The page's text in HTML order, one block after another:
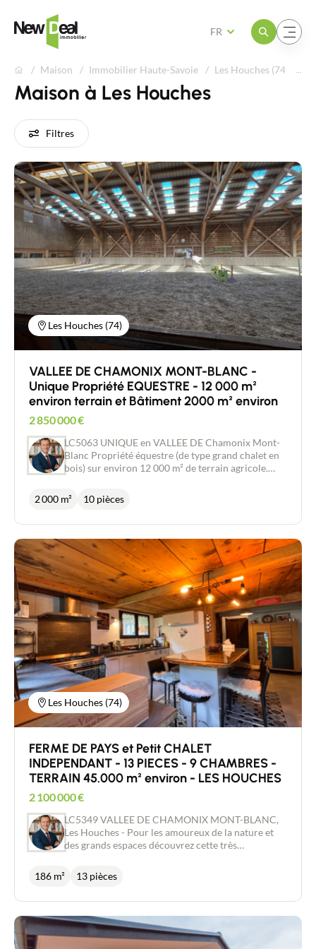
Ouvrir le menuOuvrir le menu
FR
Maison Immobilier Haute-Savoie Les Houches (74310)
Maison à Les Houches
Filtres
Les Houches (74)
VALLEE DE CHAMONIX MONT-BLANC -
Unique Propriété EQUESTRE - 12 000 m²
environ terrain et Bâtiment 2000 m² environ
2 850 000€
LC5063 UNIQUE en VALLEE DE Chamonix Mont-
Blanc Propriété équestre (de type grand chalet en
bois) sur environ 12 000 m² de terrain agricole.
environnement champêtre Bâtiment de 2 000 m²
environ dont 250 m² habitables (appartement de 3
aménageables. La structure abrite actuellement
une écurie club (21 boxes) et une écurie
propriétaires (14 boxes), un manège fibré, des
douches, solariums, selleries, une carrière
extérieure et des paddocks. Pour projet
professionnel (reprise de tout ou partie de
l’activité, aucune concurrence à moins de 50 km)
ou projet personnel (énorme espace pour laisser
libre cours à son inspiration).
2 000 m² 10 pièces
Les Houches (74)
FERME DE PAYS et Petit CHALET
INDEPENDANT - 13 PIECES - 9 CHAMBRES -
TERRAIN 45.000 m² environ - LES HOUCHES
2 100 000€
LC5349 VALLEE DE CHAMONIX MONT-BLANC,
Les Houches - Pour les amoureux de la nature et
des grands espaces découvrez cette très
45.042 m² environ d'une ancienne ferme de pays
rénové de 11 pièces - 7 chambres incluant un
Houches environ, vous serez séduits par son
authenticité, son charme et la qualité des
matériaux utilisés pour sa rénovation. Un Havre de
186 m² 13 pièces